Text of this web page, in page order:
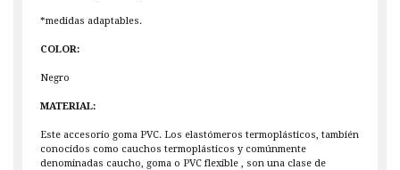
*medidas adaptables.
COLOR:
Negro
MATERIAL:
Este accesorio goma PVC. Los elastómeros termoplásticos, también
conocidos como cauchos termoplásticos y comúnmente
denominadas caucho, goma o PVC flexible , son una clase de